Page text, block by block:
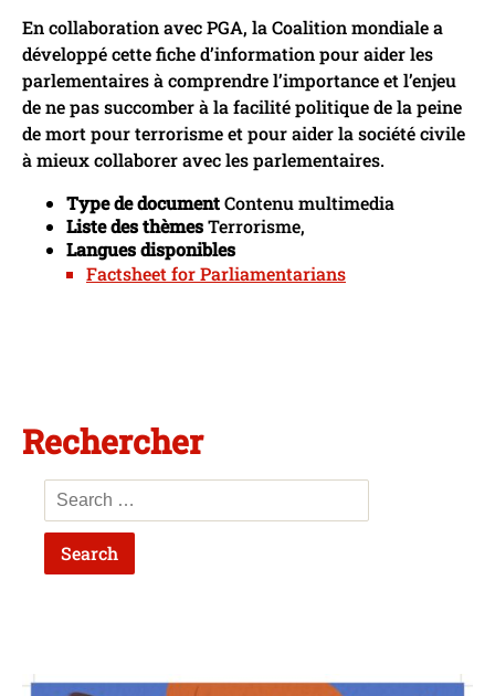
En collaboration avec PGA, la Coalition mondiale a
développé cette fiche d’information pour aider les
parlementaires à comprendre l’importance et l’enjeu
de ne pas succomber à la facilité politique de la peine
de mort pour terrorisme et pour aider la société civile
à mieux collaborer avec les parlementaires.
Type de documentContenu multimedia
Liste des thèmesTerrorisme,
Langues disponibles
Factsheet for Parliamentarians
Rechercher